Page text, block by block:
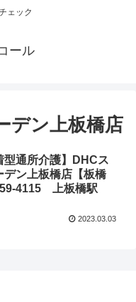
ェック
ール
デン上板橋店
型通所介護】DHCス
デン上板橋店【板橋
4115 上板橋駅
2023.03.03